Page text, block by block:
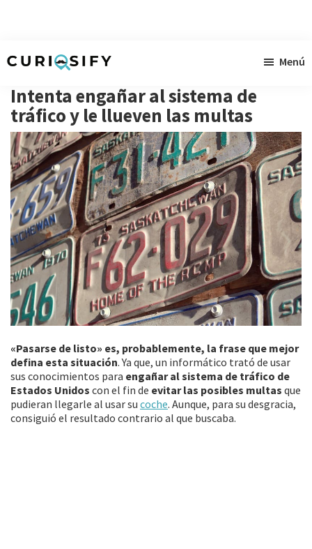
contenido
principal
barra
lateral
primaria
pie
de
página
singulares
a
raudales
Menú
Intenta engañar al sistema de
tráfico y le llueven las multas
«Pasarse de listo» es, probablemente, la frase que mejor
defina esta situación. Ya que, un informático trató de usar
sus conocimientos para engañar al sistema de tráfico de
Estados Unidos con el fin de evitar las posibles multas que
pudieran llegarle al usar su coche. Aunque, para su desgracia,
consiguió el resultado contrario al que buscaba.